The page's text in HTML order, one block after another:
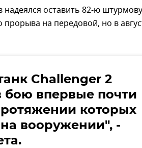
оставить 82-ю
прорыва на передовой, но в
Challenger 2
бою впервые почти
которых
вооружении", -